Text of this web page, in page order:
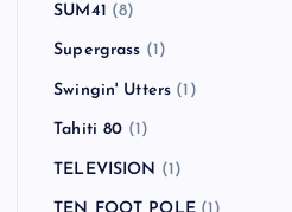
SUM41 (8)
Supergrass (1)
Swingin' Utters (1)
Tahiti 80 (1)
TELEVISION (1)